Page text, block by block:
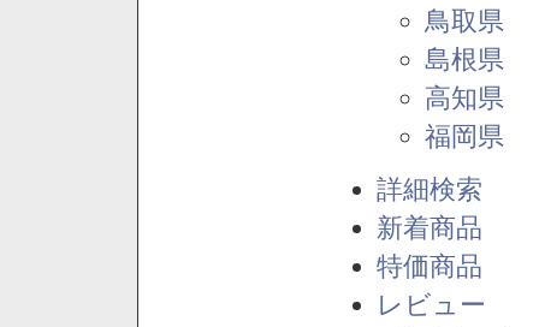
鳥取県
島根県
高知県
福岡県
詳細検索
新着商品
特価商品
レビュー